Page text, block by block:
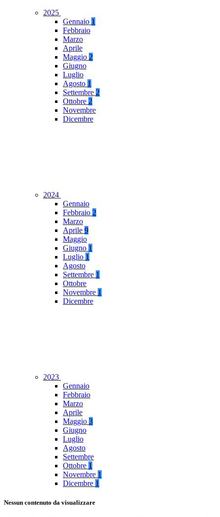
2025
Gennaio 1
Febbraio
Marzo
Aprile
Maggio 2
Giugno
Luglio
Agosto 1
Settembre 2
Ottobre 2
Novembre
Dicembre
2024
Gennaio
Febbraio 2
Marzo
Aprile 9
Maggio
Giugno 1
Luglio 1
Agosto
Settembre 1
Ottobre
Novembre 1
Dicembre
2023
Gennaio
Febbraio
Marzo
Aprile
Maggio 3
Giugno
Luglio
Agosto
Settembre
Ottobre 1
Novembre 1
Dicembre 1
Nessun contenuto da visualizzare